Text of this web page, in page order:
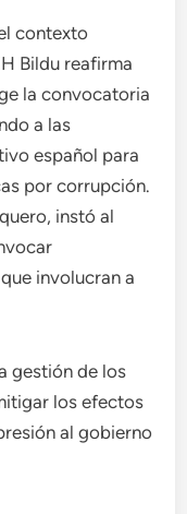
contexto
Bildu reafirma
la convocatoria
a las
español para
por corrupción.
instó al
involucran a
gestión de los
los efectos
al gobierno